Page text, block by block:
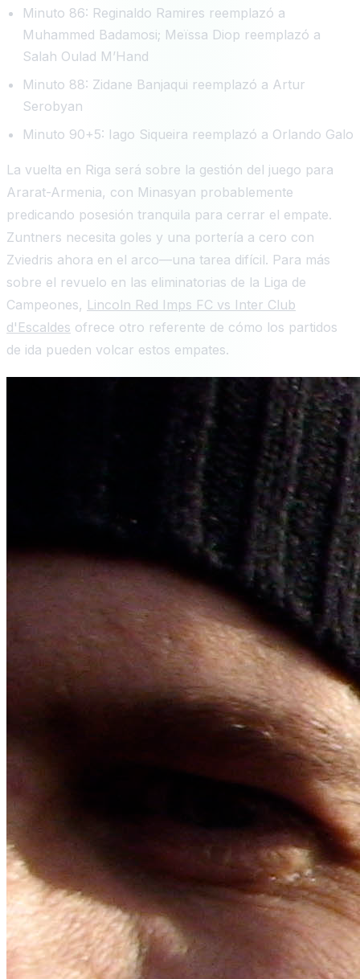
Minuto 86: Reginaldo Ramires reemplazó a
Muhammed Badamosi; Meïssa Diop reemplazó a
Salah Oulad M’Hand
Minuto 88: Zidane Banjaqui reemplazó a Artur
Serobyan
Minuto 90+5: Iago Siqueira reemplazó a Orlando Galo
La vuelta en Riga será sobre la gestión del juego para
Ararat-Armenia, con Minasyan probablemente
predicando posesión tranquila para cerrar el empate.
Zuntners necesita goles y una portería a cero con
Zviedris ahora en el arco—una tarea difícil. Para más
sobre el revuelo en las eliminatorias de la Liga de
Campeones, Lincoln Red Imps FC vs Inter Club
d'Escaldes ofrece otro referente de cómo los partidos
de ida pueden volcar estos empates.